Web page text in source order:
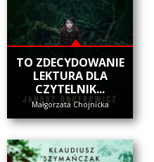
​TO ZDECYDOWANIE
LEKTURA DLA
CZYTELNIK...
Małgorzata Chojnicka